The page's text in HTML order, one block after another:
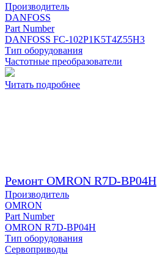
Производитель
DANFOSS
Part Number
DANFOSS FC-102P1K5T4Z55H3
Тип оборудования
Частотные преобразователи
Читать подробнее
Ремонт OMRON R7D-BP04H
Производитель
OMRON
Part Number
OMRON R7D-BP04H
Тип оборудования
Сервоприводы